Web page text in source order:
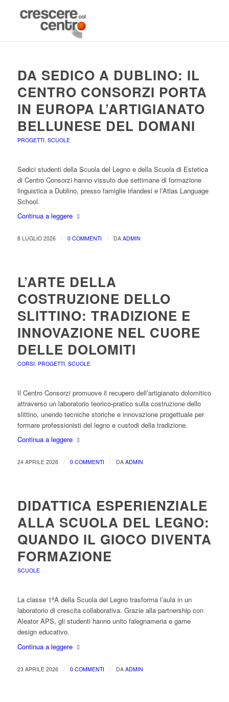
DA SEDICO A DUBLINO: IL
CENTRO CONSORZI PORTA
IN EUROPA L’ARTIGIANATO
BELLUNESE DEL DOMANI
PROGETTI, SCUOLE
Sedici studenti della Scuola del Legno e della Scuola di Estetica
di Centro Consorzi hanno vissuto due settimane di formazione
linguistica a Dublino, presso famiglie irlandesi e l’Atlas Language
School.
Continua a leggere
8 LUGLIO 2026 / 0 COMMENTI / DA ADMIN
L’ARTE DELLA
COSTRUZIONE DELLO
SLITTINO: TRADIZIONE E
INNOVAZIONE NEL CUORE
DELLE DOLOMITI
CORSI, PROGETTI, SCUOLE
Il Centro Consorzi promuove il recupero dell’artigianato dolomitico
attraverso un laboratorio teorico-pratico sulla costruzione dello
slittino, unendo tecniche storiche e innovazione progettuale per
formare professionisti del legno e custodi della tradizione.
Continua a leggere
24 APRILE 2026 / 0 COMMENTI / DA ADMIN
DIDATTICA ESPERIENZIALE
ALLA SCUOLA DEL LEGNO:
QUANDO IL GIOCO DIVENTA
FORMAZIONE
SCUOLE
La classe 1ªA della Scuola del Legno trasforma l’aula in un
laboratorio di crescita collaborativa. Grazie alla partnership con
Aleator APS, gli studenti hanno unito falegnameria e game
design educativo.
Continua a leggere
23 APRILE 2026 / 0 COMMENTI / DA ADMIN